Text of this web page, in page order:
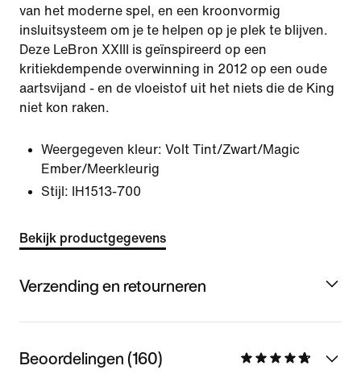
van het moderne spel, en een kroonvormig
insluitsysteem om je te helpen op je plek te blijven.
Deze LeBron XXIII is geïnspireerd op een
kritiekdempende overwinning in 2012 op een oude
aartsvijand - en de vloeistof uit het niets die de King
niet kon raken.
Weergegeven kleur: Volt Tint/Zwart/Magic
Ember/Meerkleurig
Stijl:
IH1513-700
Bekijk productgegevens
Verzending en retourneren
Beoordelingen (160)